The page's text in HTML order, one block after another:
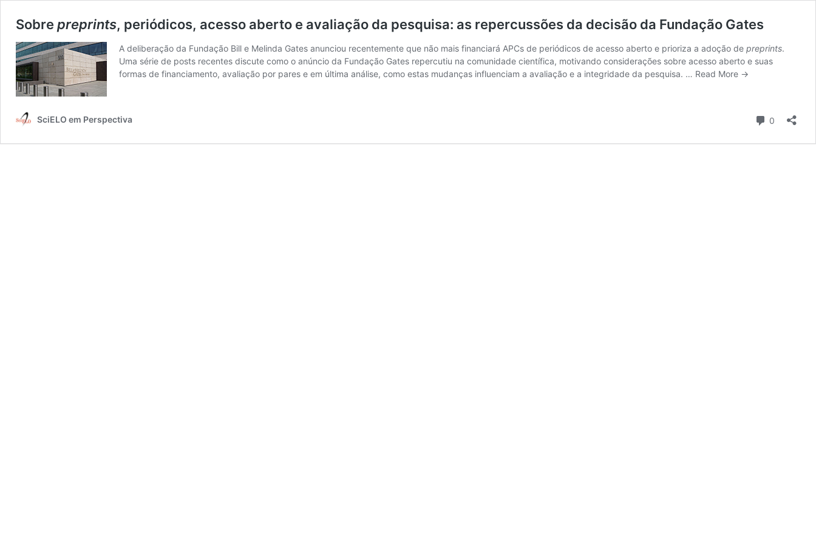
Sobre preprints, periódicos, acesso aberto e avaliação da pesquisa: as repercussões da decisão da Fundação Gates
A deliberação da Fundação Bill e Melinda Gates anunciou recentemente que não mais financiará APCs de periódicos de acesso aberto e prioriza a adoção de preprints.
Uma série de posts recentes discute como o anúncio da Fundação Gates repercutiu na comunidade científica, motivando considerações sobre acesso aberto e suas
formas de financiamento, avaliação por pares e em última análise, como estas mudanças influenciam a avaliação e a integridade da pesquisa. … Read More →
SciELO em Perspectiva 0 Comments